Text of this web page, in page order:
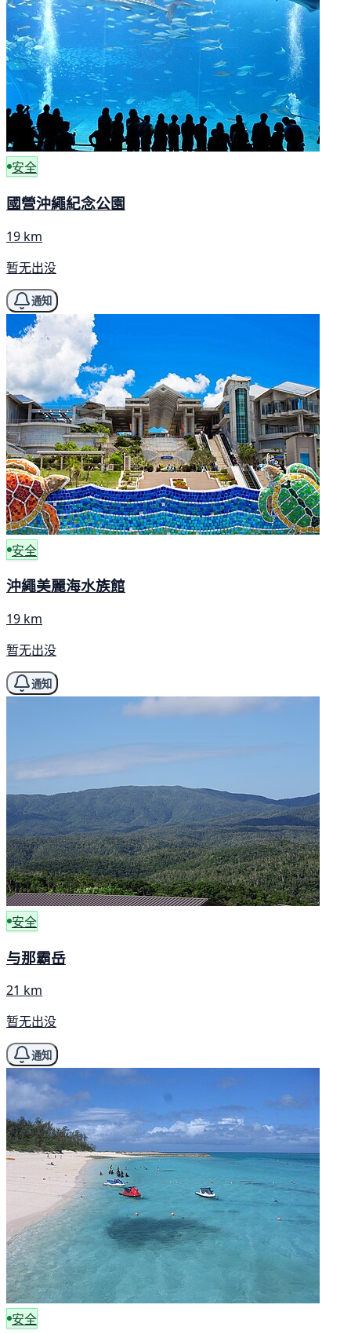
安全
國營沖繩紀念公園
19 km
暂无出没
通知
安全
沖繩美麗海水族館
19 km
暂无出没
通知
安全
与那霸岳
21 km
暂无出没
通知
安全